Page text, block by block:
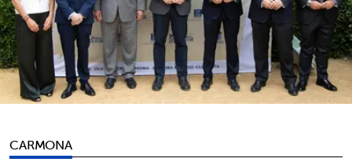
CARMONA